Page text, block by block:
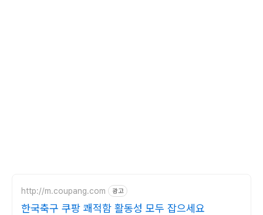
http://m.coupang.com 광고
한국축구 쿠팡 쾌적함 활동성 모두 잡으세요